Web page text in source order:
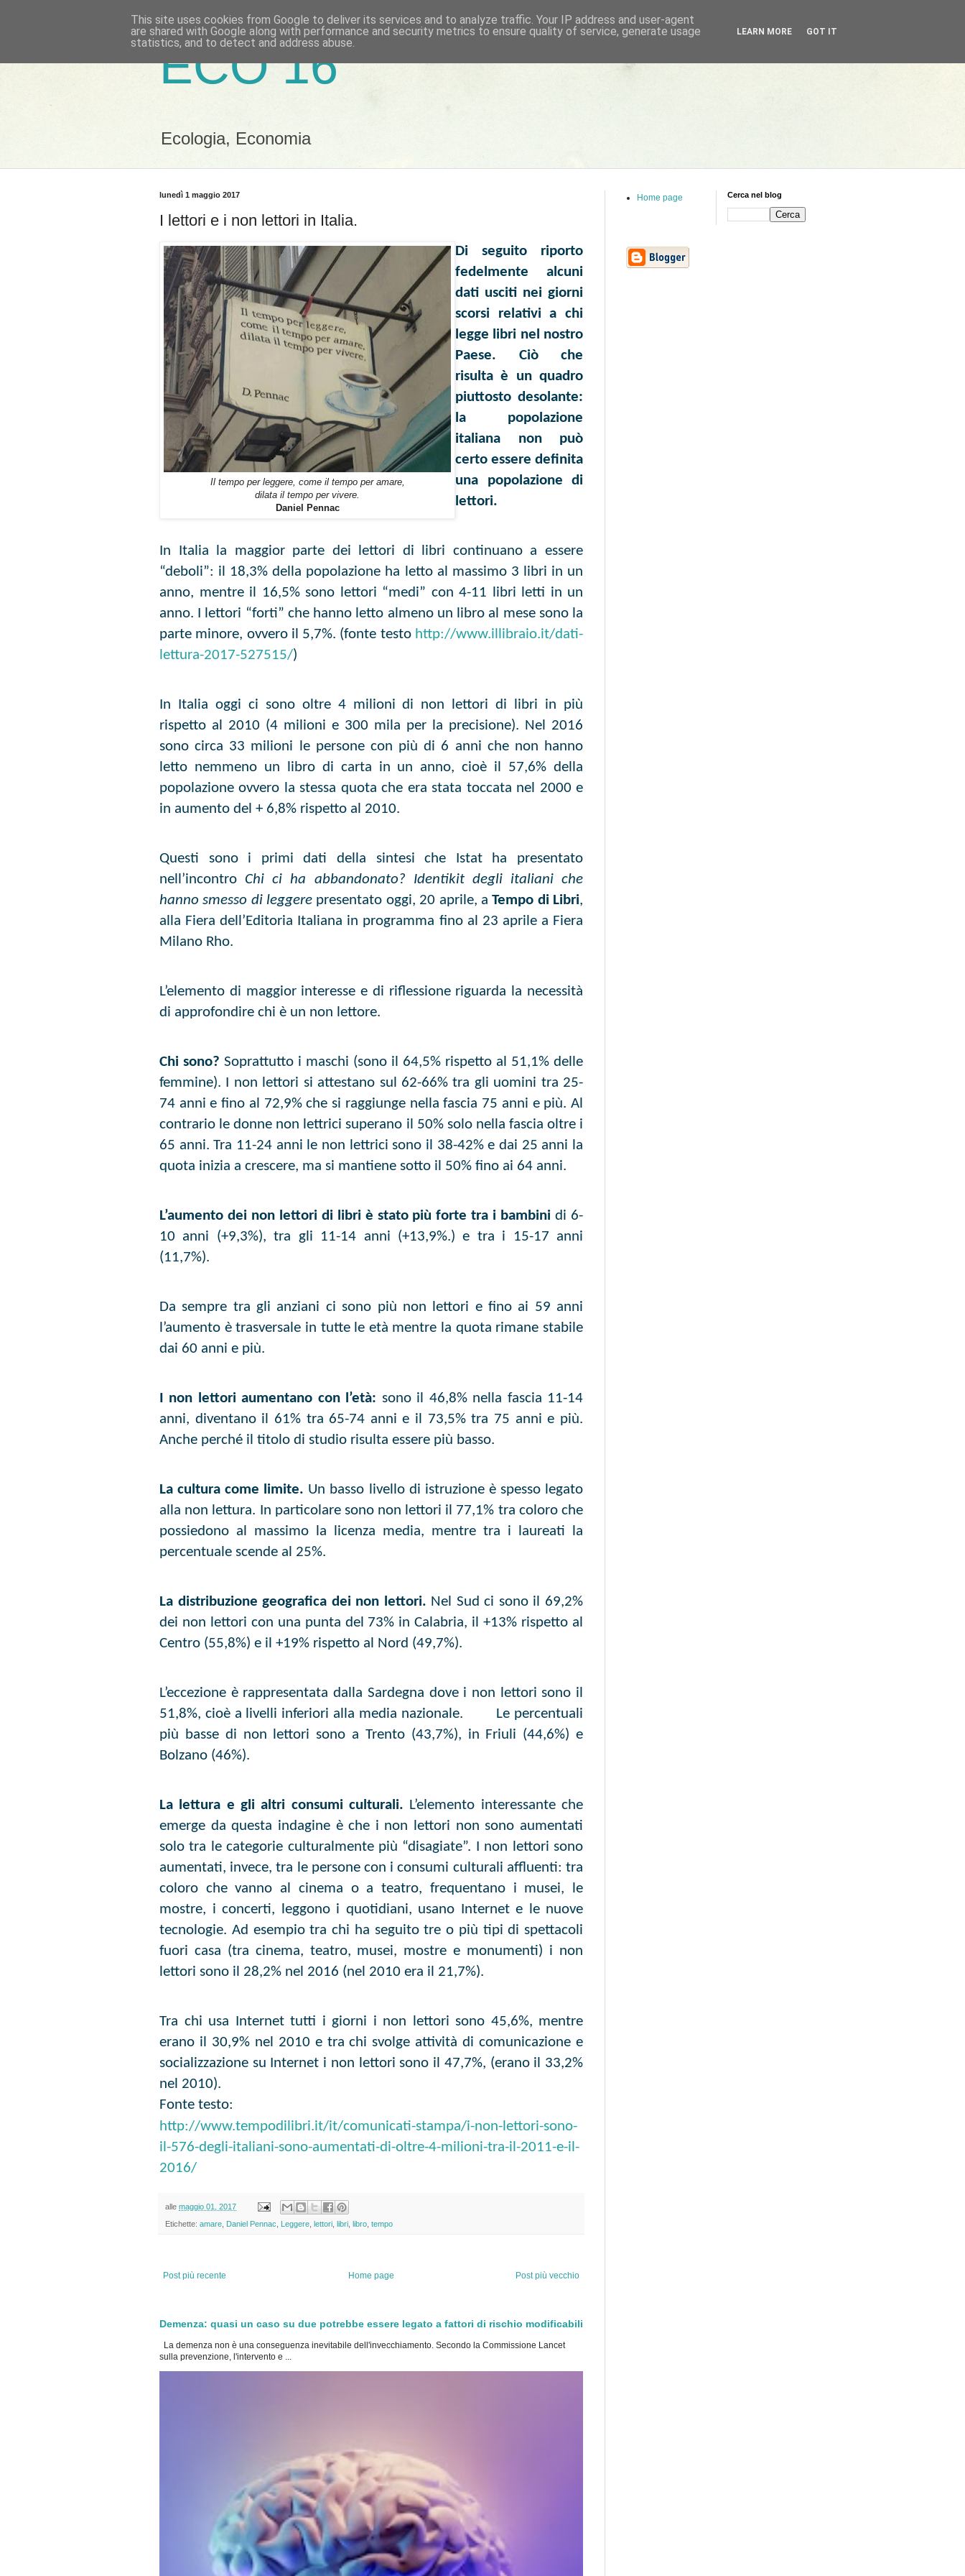
ECO 16
Ecologia, Economia
lunedì 1 maggio 2017
I lettori e i non lettori in Italia.
Il tempo per leggere, come il tempo per amare,
dilata il tempo per vivere.
Daniel Pennac
Di seguito riporto
fedelmente alcuni
dati usciti nei giorni
scorsi relativi a chi
legge libri nel nostro
Paese. Ciò che
risulta è un quadro
piuttosto desolante:
la popolazione
italiana non può
certo essere definita
una popolazione di
lettori.
In Italia la maggior parte dei lettori di libri continuano a essere
“deboli”: il 18,3% della popolazione ha letto al massimo 3 libri in un
anno, mentre il 16,5% sono lettori “medi” con 4-11 libri letti in un
anno. I lettori “forti” che hanno letto almeno un libro al mese sono la
parte minore, ovvero il 5,7%. (fonte testo http://www.illibraio.it/dati-
lettura-2017-527515/)
In Italia oggi ci sono oltre 4 milioni di non lettori di libri in più
rispetto al 2010 (4 milioni e 300 mila per la precisione). Nel 2016
sono circa 33 milioni le persone con più di 6 anni che non hanno
letto nemmeno un libro di carta in un anno, cioè il 57,6% della
popolazione ovvero la stessa quota che era stata toccata nel 2000 e
in aumento del + 6,8% rispetto al 2010.
Questi sono i primi dati della sintesi che Istat ha presentato
nell’incontro Chi ci ha abbandonato? Identikit degli italiani che
hanno smesso di leggere presentato oggi, 20 aprile, a Tempo di Libri,
alla Fiera dell’Editoria Italiana in programma fino al 23 aprile a Fiera
Milano Rho.
L’elemento di maggior interesse e di riflessione riguarda la necessità
di approfondire chi è un non lettore.
Chi sono? Soprattutto i maschi (sono il 64,5% rispetto al 51,1% delle
femmine). I non lettori si attestano sul 62-66% tra gli uomini tra 25-
74 anni e fino al 72,9% che si raggiunge nella fascia 75 anni e più. Al
contrario le donne non lettrici superano il 50% solo nella fascia oltre i
65 anni. Tra 11-24 anni le non lettrici sono il 38-42% e dai 25 anni la
quota inizia a crescere, ma si mantiene sotto il 50% fino ai 64 anni.
L’aumento dei non lettori di libri è stato più forte tra i bambini di 6-
10 anni (+9,3%), tra gli 11-14 anni (+13,9%.) e tra i 15-17 anni
(11,7%).
Da sempre tra gli anziani ci sono più non lettori e fino ai 59 anni
l’aumento è trasversale in tutte le età mentre la quota rimane stabile
dai 60 anni e più.
I non lettori aumentano con l’età: sono il 46,8% nella fascia 11-14
anni, diventano il 61% tra 65-74 anni e il 73,5% tra 75 anni e più.
Anche perché il titolo di studio risulta essere più basso.
La cultura come limite. Un basso livello di istruzione è spesso legato
alla non lettura. In particolare sono non lettori il 77,1% tra coloro che
possiedono al massimo la licenza media, mentre tra i laureati la
percentuale scende al 25%.
La distribuzione geografica dei non lettori. Nel Sud ci sono il 69,2%
dei non lettori con una punta del 73% in Calabria, il +13% rispetto al
Centro (55,8%) e il +19% rispetto al Nord (49,7%).
L’eccezione è rappresentata dalla Sardegna dove i non lettori sono il
51,8%, cioè a livelli inferiori alla media nazionale. Le percentuali
più basse di non lettori sono a Trento (43,7%), in Friuli (44,6%) e
Bolzano (46%).
La lettura e gli altri consumi culturali. L’elemento interessante che
emerge da questa indagine è che i non lettori non sono aumentati
solo tra le categorie culturalmente più “disagiate”. I non lettori sono
aumentati, invece, tra le persone con i consumi culturali affluenti: tra
coloro che vanno al cinema o a teatro, frequentano i musei, le
mostre, i concerti, leggono i quotidiani, usano Internet e le nuove
tecnologie. Ad esempio tra chi ha seguito tre o più tipi di spettacoli
fuori casa (tra cinema, teatro, musei, mostre e monumenti) i non
lettori sono il 28,2% nel 2016 (nel 2010 era il 21,7%).
Tra chi usa Internet tutti i giorni i non lettori sono 45,6%, mentre
erano il 30,9% nel 2010 e tra chi svolge attività di comunicazione e
socializzazione su Internet i non lettori sono il 47,7%, (erano il 33,2%
nel 2010).
Fonte testo:
http://www.tempodilibri.it/it/comunicati-stampa/i-non-lettori-sono-
il-576-degli-italiani-sono-aumentati-di-oltre-4-milioni-tra-il-2011-e-il-
2016/
alle maggio 01, 2017
Etichette: amare Daniel Pennac Leggere lettori libri libro tempo
Post più recente Post più vecchio
Home page
Demenza: quasi un caso su due potrebbe essere legato a fattori di rischio modificabili
La demenza non è una conseguenza inevitabile dell'invecchiamento. Secondo la Commissione Lancet
sulla prevenzione, l'intervento e ...
Home page Cerca nel blog
This site uses cookies from Google to deliver its services and to analyze traffic. Your IP address and user-agent
are shared with Google along with performance and security metrics to ensure quality of service, generate usage
statistics, and to detect and address abuse.
LEARN MORE GOT IT